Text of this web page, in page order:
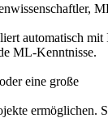
automatisch mit
ML-Kenntnisse.
eine große
ermöglichen.